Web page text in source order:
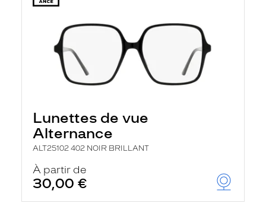
Lunettes de vue
Alternance
ALT25102 402 NOIR BRILLANT
À partir de
30,00 €